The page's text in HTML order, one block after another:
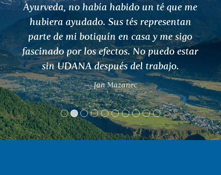
Ayurveda, no había habido un té que me
hubiera ayudado. Sus tés representan
parte de mi botiquín en casa y me sigo
fascinado por los efectos. No puedo estar
sin UDANA después del trabajo.
Jan Mazanec